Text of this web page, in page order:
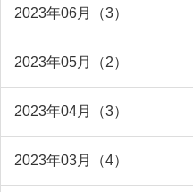
2023年06月（3）
2023年05月（2）
2023年04月（3）
2023年03月（4）